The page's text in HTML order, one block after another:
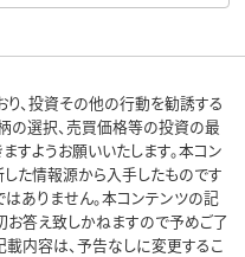
、投資その他の行動を勧誘する
の選択、売買価格等の投資の最
すようお願いいたします。本コン
た情報源から入手したものです
ありません。本コンテンツの記
答え致しかねますので予めご了
載内容は、予告なしに変更するこ